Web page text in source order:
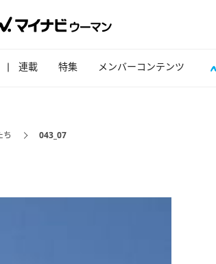
連載 特集 メンバーコンテンツ
ち 043_07